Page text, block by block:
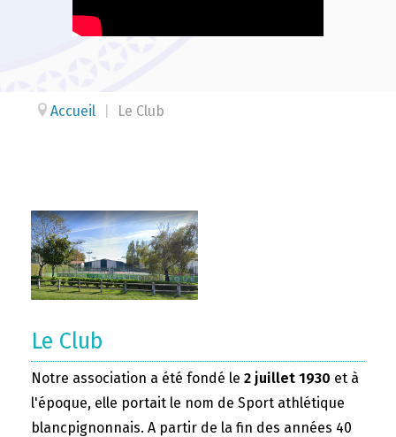
Accueil Le Club
Le Club
Notre association a été fondé le 2 juillet 1930 et à
l'époque, elle portait le nom de Sport athlétique
blancpignonnais. A partir de la fin des années 40